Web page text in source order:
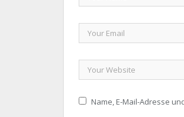
Name, E-Mail-Adresse